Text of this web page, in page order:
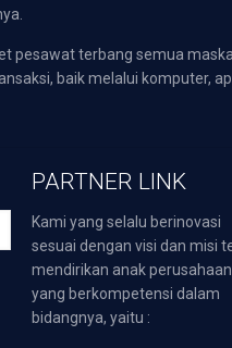
pesawat terbang semua
baik melalui komputer,
PARTNER LINK
Kami yang selalu berinovasi
sesuai dengan visi dan misi
mendirikan anak perusahaan
yang berkompetensi dalam
bidangnya, yaitu :